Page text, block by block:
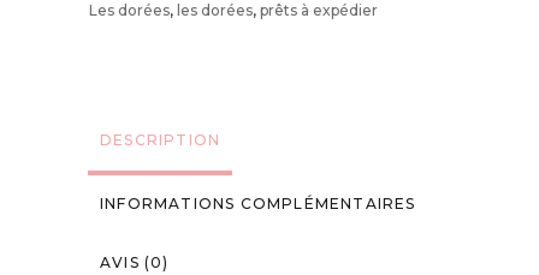
Les dorées, les dorées, prêts à expédier
DESCRIPTION
INFORMATIONS COMPLÉMENTAIRES
AVIS (0)